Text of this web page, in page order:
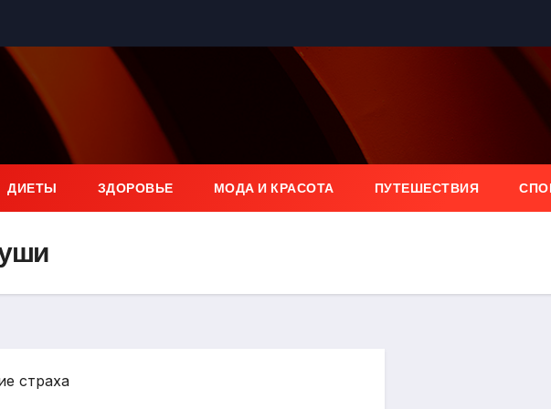
ДИЕТЫ ЗДОРОВЬЕ МОДА И КРАСОТА ПУТЕШЕСТВИЯ
страха